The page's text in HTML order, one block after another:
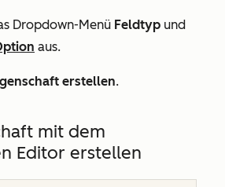
Dropdown-Menü Feldtyp und
aus.
erstellen.
mit dem
Editor erstellen